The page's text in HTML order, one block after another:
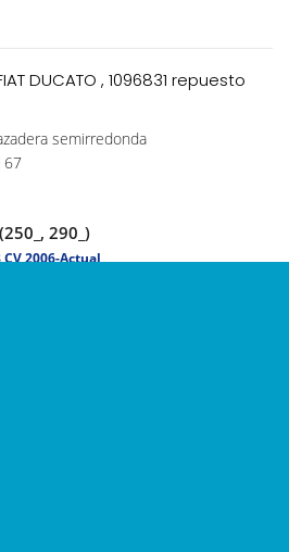
DUCATO , 1096831 repuesto
semirredonda
67
290_)
2006-Actual